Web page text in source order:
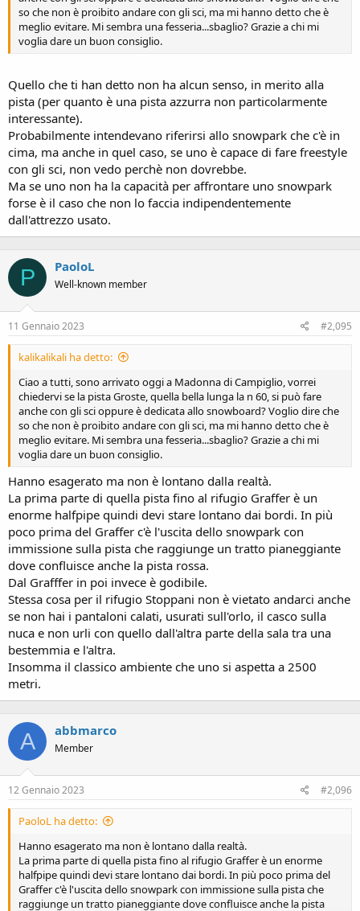
so che non è proibito andare con gli sci, ma mi hanno detto che è
meglio evitare. Mi sembra una fesseria...sbaglio? Grazie a chi mi
voglia dare un buon consiglio.
Quello che ti han detto non ha alcun senso, in merito alla
pista (per quanto è una pista azzurra non particolarmente
interessante).
Probabilmente intendevano riferirsi allo snowpark che c'è in
cima, ma anche in quel caso, se uno è capace di fare freestyle
con gli sci, non vedo perchè non dovrebbe.
Ma se uno non ha la capacità per affrontare uno snowpark
forse è il caso che non lo faccia indipendentemente
dall'attrezzo usato.
P PaoloL
Well-known member
11 Gennaio 2023 #2,095
kalikalikali ha detto:
Ciao a tutti, sono arrivato oggi a Madonna di Campiglio, vorrei
chiedervi se la pista Groste, quella bella lunga la n 60, si può fare
anche con gli sci oppure è dedicata allo snowboard? Voglio dire che
so che non è proibito andare con gli sci, ma mi hanno detto che è
meglio evitare. Mi sembra una fesseria...sbaglio? Grazie a chi mi
voglia dare un buon consiglio.
Hanno esagerato ma non è lontano dalla realtà.
La prima parte di quella pista fino al rifugio Graffer è un
enorme halfpipe quindi devi stare lontano dai bordi. In più
poco prima del Graffer c'è l'uscita dello snowpark con
immissione sulla pista che raggiunge un tratto pianeggiante
dove confluisce anche la pista rossa.
Dal Grafffer in poi invece è godibile.
Stessa cosa per il rifugio Stoppani non è vietato andarci anche
se non hai i pantaloni calati, usurati sull'orlo, il casco sulla
nuca e non urli con quello dall'altra parte della sala tra una
bestemmia e l'altra.
Insomma il classico ambiente che uno si aspetta a 2500
metri.
A abbmarco
Member
12 Gennaio 2023 #2,096
PaoloL ha detto:
Hanno esagerato ma non è lontano dalla realtà.
La prima parte di quella pista fino al rifugio Graffer è un enorme
halfpipe quindi devi stare lontano dai bordi. In più poco prima del
Graffer c'è l'uscita dello snowpark con immissione sulla pista che
raggiunge un tratto pianeggiante dove confluisce anche la pista